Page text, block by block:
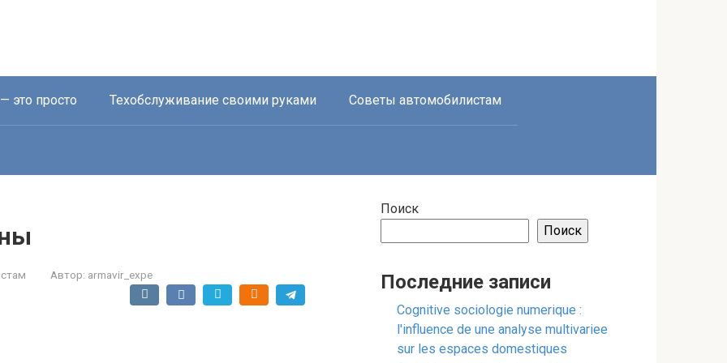
это просто Техобслуживание своими руками Советы автомобилистам
Автор: armavir_expe
Поиск
Поиск
Последние записи
Cognitive sociologie numerique :
l'influence de une analyse multivariee
sur les espaces domestiques